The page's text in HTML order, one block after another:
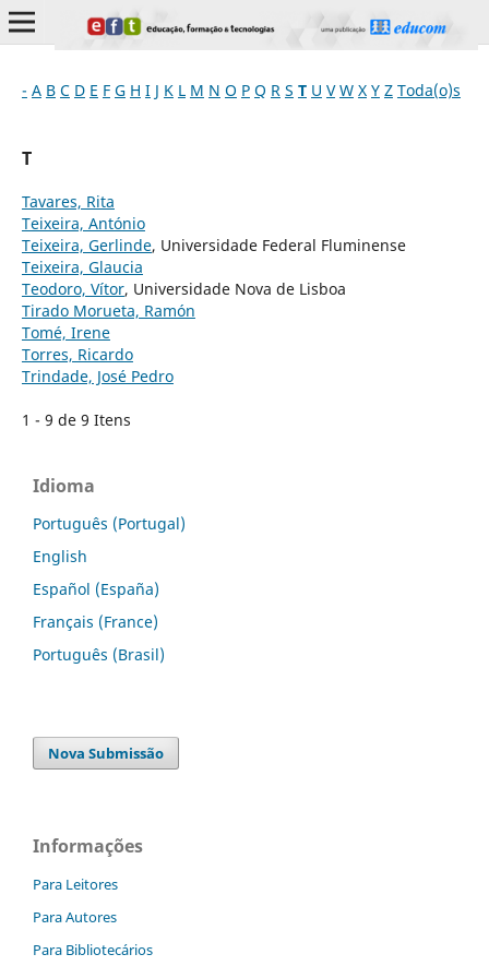
- A B C D E F G H I J K L M N O P Q R S T U V W X Y Z Toda(o)s
T
Tavares, Rita
Teixeira, António
Teixeira, Gerlinde, Universidade Federal Fluminense
Teixeira, Glaucia
Teodoro, Vítor, Universidade Nova de Lisboa
Tirado Morueta, Ramón
Tomé, Irene
Torres, Ricardo
Trindade, José Pedro
1 - 9 de 9 Itens
Idioma
Português (Portugal)
English
Español (España)
Français (France)
Português (Brasil)
Nova Submissão
Informações
Para Leitores
Para Autores
Para Bibliotecários